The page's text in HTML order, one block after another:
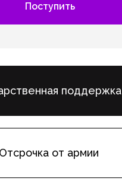
Поступить
Отсрочка от армии
поддержка